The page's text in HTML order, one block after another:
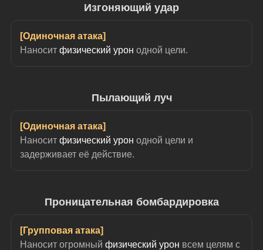
Изгоняющий удар
[Одиночная атака]
Наносит физический урон одной цели.
Пылающий луч
[Одиночная атака]
Наносит физический урон одной цели и
задерживает её действие.
Проницательная бомбардировка
[Групповая атака]
Наносит огромный физический урон всем целям с